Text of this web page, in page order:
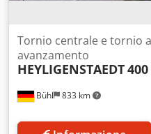
Bühl 833 km
Tornio centrale e tornio
avanzamento
HEYLIGENSTAEDT